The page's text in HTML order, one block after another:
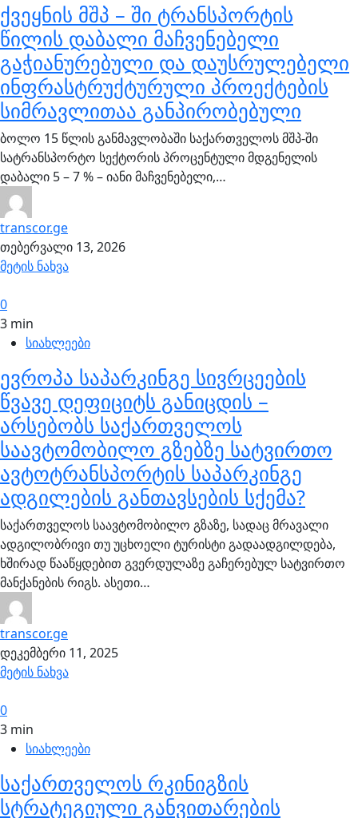
ქვეყნის მშპ – ში ტრანსპორტის
წილის დაბალი მაჩვენებელი
გაჭიანურებული და დაუსრულებელი
ინფრასტრუქტურული პროექტების
სიმრავლითაა განპირობებული
ბოლო 15 წლის განმავლობაში საქართველოს მშპ-ში
სატრანსპორტო სექტორის პროცენტული მდგენელის
დაბალი 5 – 7 % – იანი მაჩვენებელი,…
transcor.ge
თებერვალი 13, 2026
მეტის ნახვა
0
3 min
სიახლეები
ევროპა საპარკინგე სივრცეების
წვავე დეფიციტს განიცდის –
არსებობს საქართველოს
საავტომობილო გზებზე სატვირთო
ავტოტრანსპორტის საპარკინგე
ადგილების განთავსების სქემა?
საქართველოს საავტომობილო გზაზე, სადაც მრავალი
ადგილობრივი თუ უცხოელი ტურისტი გადაადგილდება,
ხშირად წააწყდებით გვერდულაზე გაჩერებულ სატვირთო
მანქანების რიგს. ასეთი…
transcor.ge
დეკემბერი 11, 2025
მეტის ნახვა
0
3 min
სიახლეები
საქართველოს რკინიგზის
სტრატეგიული განვითარების